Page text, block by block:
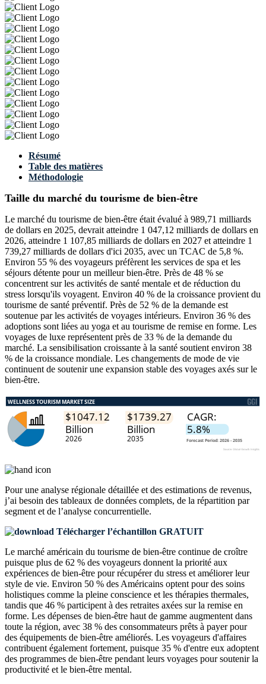
Résumé
Table des matières
Méthodologie
Taille du marché du tourisme de bien-être
Le marché du tourisme de bien-être était évalué à 989,71 milliards
de dollars en 2025, devrait atteindre 1 047,12 milliards de dollars en
2026, atteindre 1 107,85 milliards de dollars en 2027 et atteindre 1
739,27 milliards de dollars d'ici 2035, avec un TCAC de 5,8 %.
Environ 55 % des voyageurs préfèrent les services de spa et les
séjours détente pour un meilleur bien-être. Près de 48 % se
concentrent sur les activités de santé mentale et de réduction du
stress lorsqu'ils voyagent. Environ 40 % de la croissance provient du
tourisme de santé préventif. Près de 52 % de la demande est
soutenue par les activités de voyages intérieurs. Environ 36 % des
adoptions sont liées au yoga et au tourisme de remise en forme. Les
voyages de luxe représentent près de 33 % de la demande du
marché. La sensibilisation croissante à la santé soutient environ 38
% de la croissance mondiale. Les changements de mode de vie
continuent de soutenir une expansion stable des voyages axés sur le
bien-être.
Pour une analyse régionale détaillée et des estimations de revenus,
j’ai besoin des tableaux de données complets, de la répartition par
segment et de l’analyse concurrentielle.
Télécharger l’échantillon GRATUIT
Le marché américain du tourisme de bien-être continue de croître
puisque plus de 62 % des voyageurs donnent la priorité aux
expériences de bien-être pour récupérer du stress et améliorer leur
style de vie. Environ 50 % des Américains optent pour des soins
holistiques comme la pleine conscience et les thérapies thermales,
tandis que 46 % participent à des retraites axées sur la remise en
forme. Les dépenses de bien-être haut de gamme augmentent dans
toute la région, avec 38 % des consommateurs prêts à payer pour
des équipements de bien-être améliorés. Les voyageurs d'affaires
contribuent également fortement, puisque 35 % d'entre eux adoptent
des programmes de bien-être pendant leurs voyages pour soutenir la
productivité et le bien-être mental.